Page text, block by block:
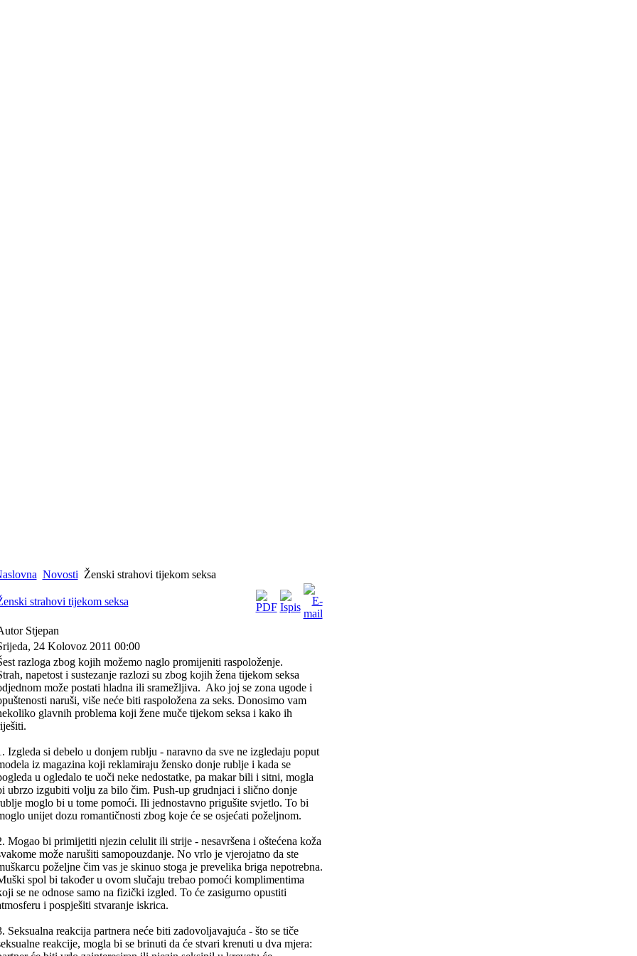
Novosti Ženski strahovi tijekom seksa
strahovi tijekom seksa
Stjepan
24 Kolovoz 2011 00:00
razloga zbog kojih možemo naglo promijeniti raspoloženje.
napetost i sustezanje razlozi su zbog kojih žena tijekom seksa
može postati hladna ili sramežljiva. Ako joj se zona ugode i
naruši, više neće biti raspoložena za seks. Donosimo vam
glavnih problema koji žene muče tijekom seksa i kako ih
Izgleda si debelo u donjem rublju - naravno da sve ne izgledaju poput
iz magazina koji reklamiraju žensko donje rublje i kada se
u ogledalo te uoči neke nedostatke, pa makar bili i sitni, mogla
ubrzo izgubiti volju za bilo čim. Push-up grudnjaci i slično donje
moglo bi u tome pomoći. Ili jednostavno prigušite svjetlo. To bi
unijet dozu romantičnosti zbog koje će se osjećati poželjnom.
Mogao bi primijetiti njezin celulit ili strije - nesavršena i oštećena koža
može narušiti samopouzdanje. No vrlo je vjerojatno da ste
poželjne čim vas je skinuo stoga je prevelika briga nepotrebna.
spol bi također u ovom slučaju trebao pomoći komplimentima
se ne odnose samo na fizički izgled. To će zasigurno opustiti
i pospješiti stvaranje iskrica.
Seksualna reakcija partnera neće biti zadovoljavajuća - što se tiče
reakcije, mogla bi se brinuti da će stvari krenuti u dva mjera: